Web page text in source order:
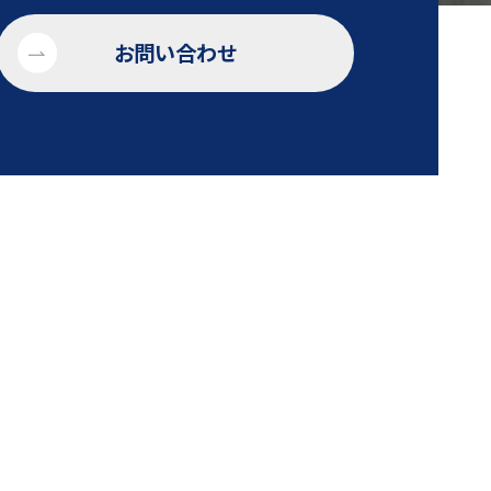
お問い合わせ